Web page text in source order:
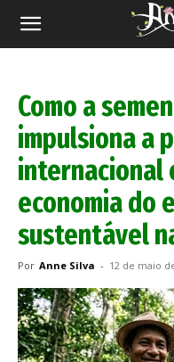
Revista
Como a
impulsiona a
internacional
economia do
sustentável
Por Anne Silva - 12 de maio